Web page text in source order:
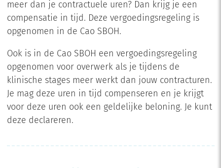
meer dan je contractuele uren? Dan krijg je een
compensatie in tijd. Deze vergoedingsregeling is
opgenomen in de Cao SBOH.
Ook is in de Cao SBOH een vergoedingsregeling
opgenomen voor overwerk als je tijdens de
klinische stages meer werkt dan jouw contracturen.
Je mag deze uren in tijd compenseren en je krijgt
voor deze uren ook een geldelijke beloning. Je kunt
deze declareren.